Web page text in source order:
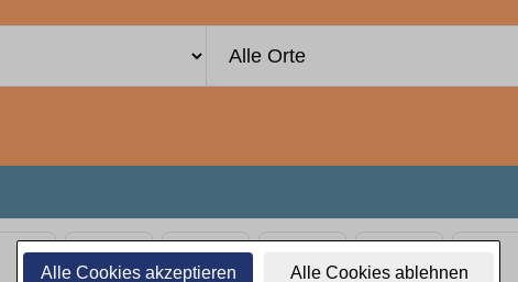
Alle Cookies akzeptieren Alle Cookies ablehnen